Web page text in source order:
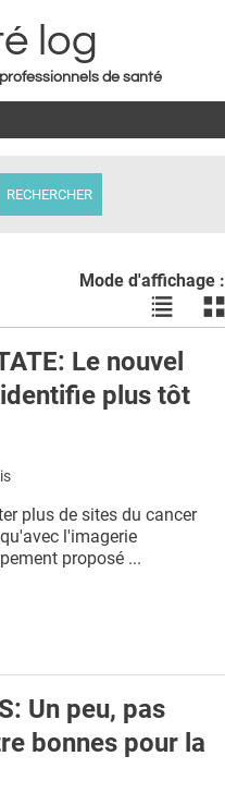
log
de santé
Mode d'affichage :
Voir
les
en
liste
les
Le nouvel
plus tôt
plus de sites du cancer
l'imagerie
proposé ...
Un peu, pas
bonnes pour la